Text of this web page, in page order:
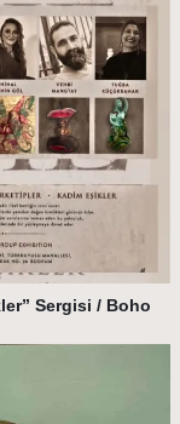
Sergisi / Boho